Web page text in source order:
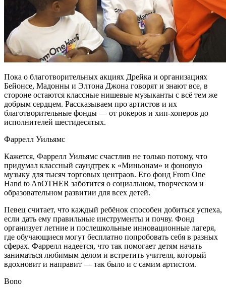
Пока о благотворительных акциях Дрейка и организациях
Бейонсе, Мадонны и Элтона Джона говорят и знают все, в
стороне остаются классные нишевые музыканты с всё тем же
добрым сердцем. Рассказываем про артистов и их
благотворительные фонды — от рокеров и хип-хоперов до
исполнителей шестидесятых.
Фаррелл Уильямс
Кажется, Фаррелл Уильямс счастлив не только потому, что
придумал классный саундтрек к «Миньонам» и фоновую
музыку для тысяч торговых центраов. Его фонд From One
Hand to AnOTHER заботится о социальном, творческом и
образовательном развитии для всех детей.
Певец считает, что каждый ребёнок способен добиться успеха,
если дать ему правильные инструменты и почву. Фонд
организует летние и послешкольные инновационные лагеря,
где обучающиеся могут бесплатно попробовать себя в разных
сферах. Фаррелл надеется, что так помогает детям начать
заниматься любимым делом и встретить учителя, который
вдохновит и направит — так было и с самим артистом.
Bono